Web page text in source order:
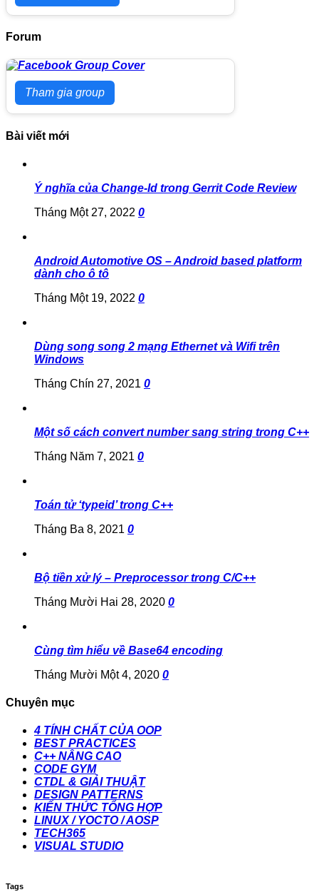
Forum
Tham gia group
Bài viết mới
Ý nghĩa của Change-Id trong Gerrit Code Review
Tháng Một 27, 2022 0
Android Automotive OS – Android based platform
dành cho ô tô
Tháng Một 19, 2022 0
Dùng song song 2 mạng Ethernet và Wifi trên
Windows
Tháng Chín 27, 2021 0
Một số cách convert number sang string trong C++
Tháng Năm 7, 2021 0
Toán tử ‘typeid’ trong C++
Tháng Ba 8, 2021 0
Bộ tiền xử lý – Preprocessor trong C/C++
Tháng Mười Hai 28, 2020 0
Cùng tìm hiểu về Base64 encoding
Tháng Mười Một 4, 2020 0
Chuyên mục
4 TÍNH CHẤT CỦA OOP
BEST PRACTICES
C++ NÂNG CAO
CODE GYM
CTDL & GIẢI THUẬT
DESIGN PATTERNS
KIẾN THỨC TỔNG HỢP
LINUX / YOCTO / AOSP
TECH365
VISUAL STUDIO
Tags